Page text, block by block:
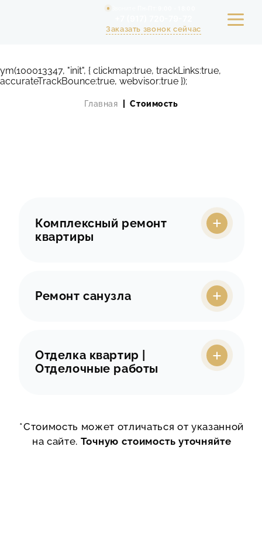
ym(100013347, "init", { clickmap:true, trackLinks:true,
accurateTrackBounce:true, webvisor:true });
Заказать звонок сейчас
СТОИМОСТЬ
КОНТАКТЫ
Главная Стоимость
Комплексный ремонт
квартиры
Ремонт санузла
Отделка квартир |
Отделочные работы
*Стоимость может отличаться от указанной
на сайте. Точную стоимость уточняйте